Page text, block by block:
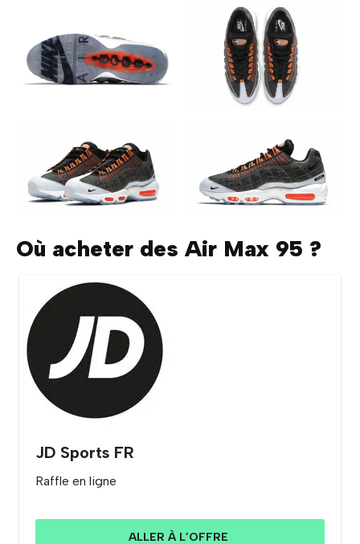
Où acheter des Air Max 95 ?
JD Sports FR
Raffle en ligne
ALLER À L’OFFRE